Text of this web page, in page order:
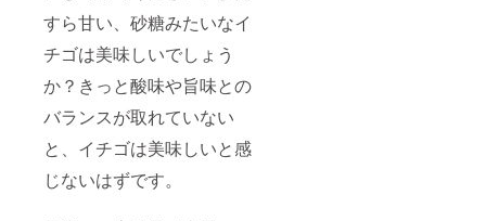
すら甘い、砂糖みたいなイ
チゴは美味しいでしょう
か？きっと酸味や旨味との
バランスが取れていない
と、イチゴは美味しいと感
じないはずです。